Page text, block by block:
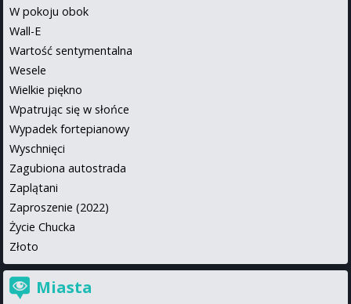
W pokoju obok
Wall-E
Wartość sentymentalna
Wesele
Wielkie piękno
Wpatrując się w słońce
Wypadek fortepianowy
Wyschnięci
Zagubiona autostrada
Zaplątani
Zaproszenie (2022)
Życie Chucka
Złoto
Miasta